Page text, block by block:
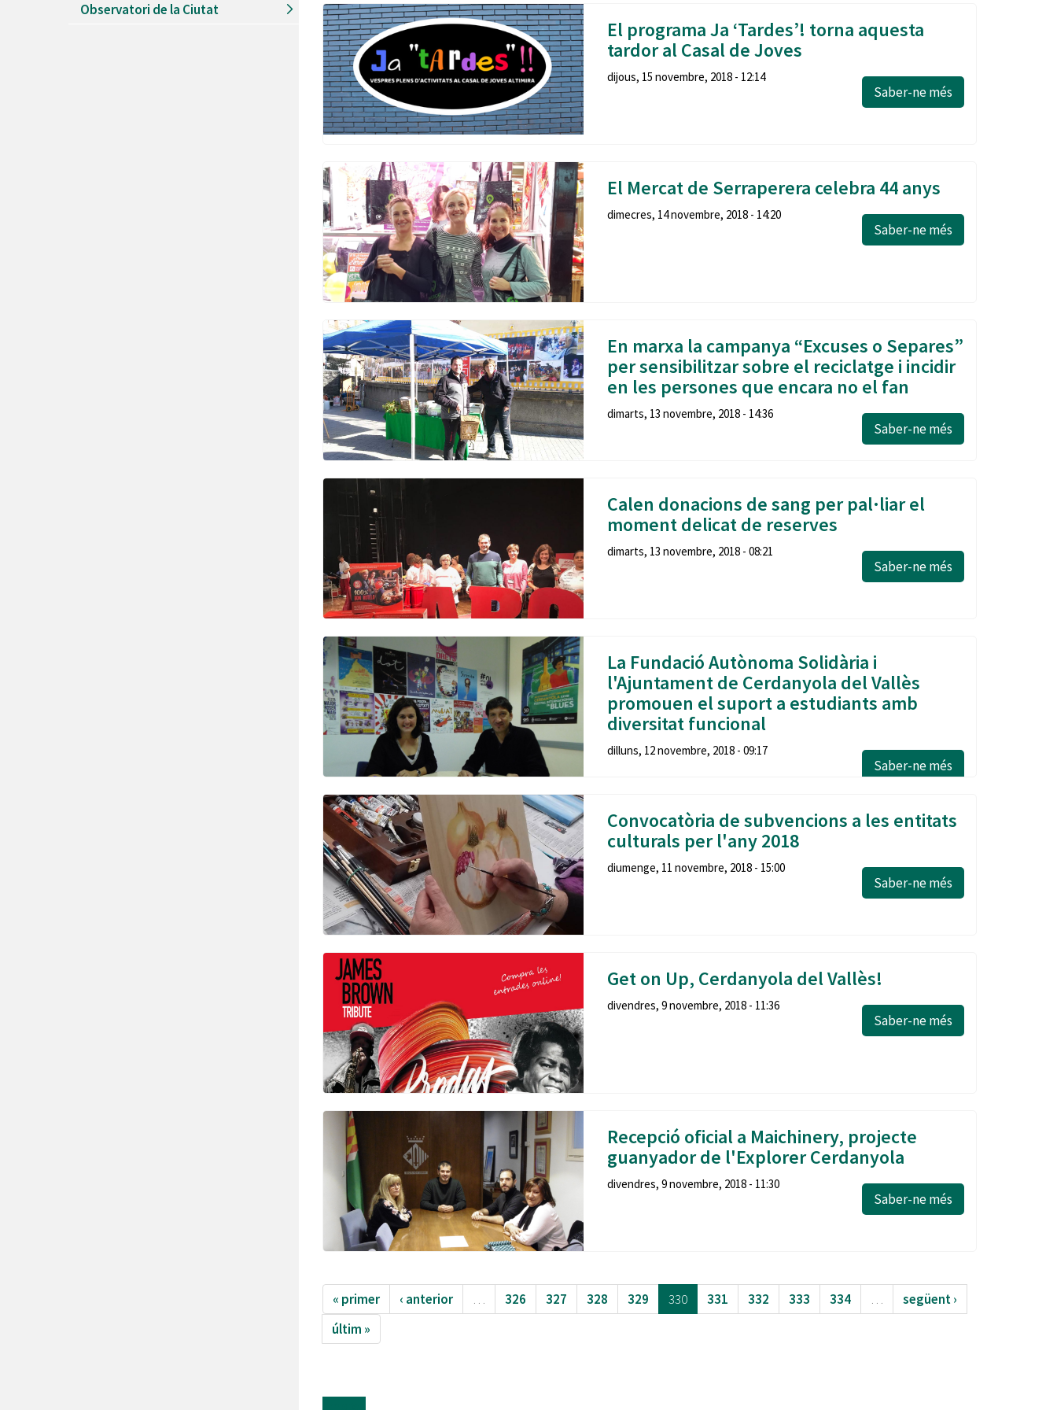
Observatori de la Ciutat
El programa Ja ‘Tardes’! torna aquesta
tardor al Casal de Joves
dijous, 15 novembre, 2018 - 12:14
Saber-ne més
El Mercat de Serraperera celebra 44 anys
dimecres, 14 novembre, 2018 - 14:20
Saber-ne més
En marxa la campanya “Excuses o Separes”
per sensibilitzar sobre el reciclatge i incidir
en les persones que encara no el fan
dimarts, 13 novembre, 2018 - 14:36
Saber-ne més
Calen donacions de sang per pal·liar el
moment delicat de reserves
dimarts, 13 novembre, 2018 - 08:21
Saber-ne més
La Fundació Autònoma Solidària i
l'Ajuntament de Cerdanyola del Vallès
promouen el suport a estudiants amb
diversitat funcional
dilluns, 12 novembre, 2018 - 09:17
Saber-ne més
Convocatòria de subvencions a les entitats
culturals per l'any 2018
diumenge, 11 novembre, 2018 - 15:00
Saber-ne més
Get on Up, Cerdanyola del Vallès!
divendres, 9 novembre, 2018 - 11:36
Saber-ne més
Recepció oficial a Maichinery, projecte
guanyador de l'Explorer Cerdanyola
divendres, 9 novembre, 2018 - 11:30
Saber-ne més
« primer ‹ anterior … 326 327 328 329 330 331 332 333 334 …
següent ›
últim »